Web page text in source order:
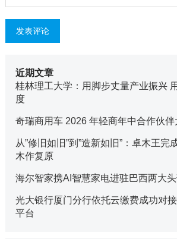
近期文章
桂林理工大学：用脚步丈量产业振兴
度
奇瑞商用车 2026 年轻商年中合作伙
从”修旧如旧”到”造新如旧”：卓木王完
木作复原
海尔智家携AI智慧家电进驻巴西两大
光大银行厦门分行依托云缴费成功对
平台